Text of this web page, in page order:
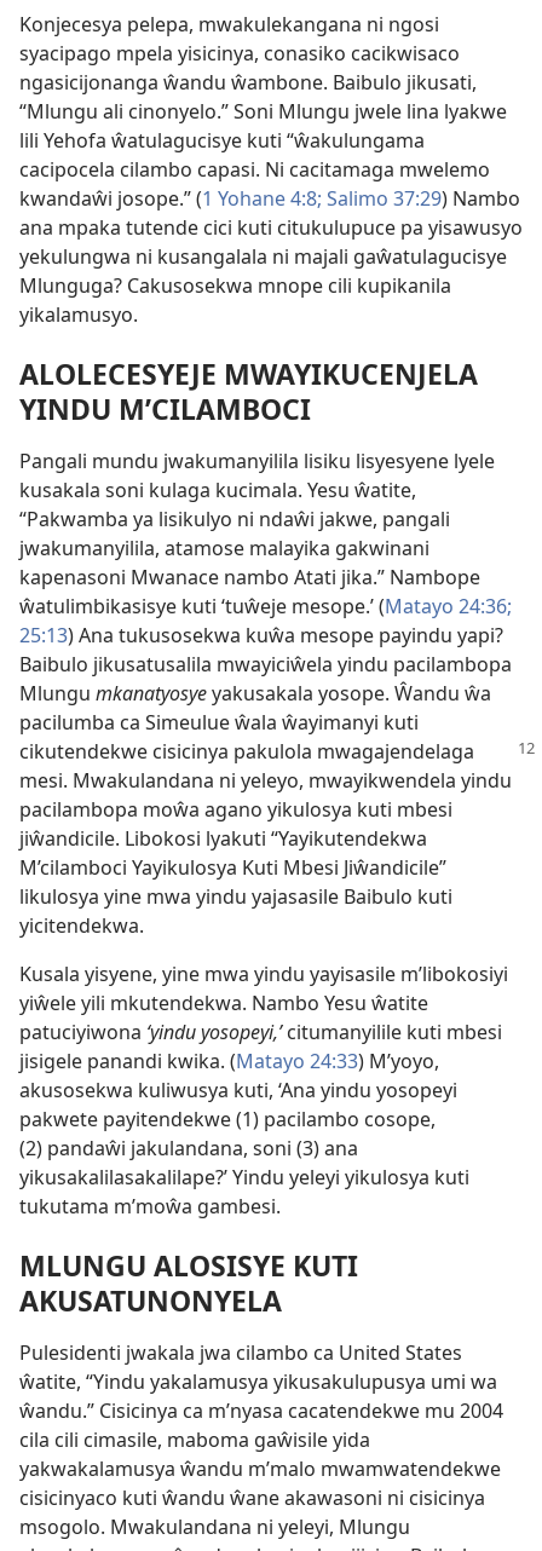
Konjecesya pelepa, mwakulekangana ni ngosi
syacipago mpela yisicinya, conasiko cacikwisaco
ngasicijonanga ŵandu ŵambone. Baibulo jikusati,
“Mlungu ali cinonyelo.” Soni Mlungu jwele lina lyakwe
lili Yehofa ŵatulagucisye kuti “ŵakulungama
cacipocela cilambo capasi. Ni cacitamaga mwelemo
kwandaŵi josope.” (1 Yohane 4:8; Salimo 37:29) Nambo
ana mpaka tutende cici kuti citukulupuce pa yisawusyo
yekulungwa ni kusangalala ni majali gaŵatulagucisye
Mlunguga? Cakusosekwa mnope cili kupikanila
yikalamusyo.
ALOLECESYEJE MWAYIKUCENJELA
YINDU M’CILAMBOCI
Pangali mundu jwakumanyilila lisiku lisyesyene lyele
kusakala soni kulaga kucimala. Yesu ŵatite,
“Pakwamba ya lisikulyo ni ndaŵi jakwe, pangali
jwakumanyilila, atamose malayika gakwinani
kapenasoni Mwanace nambo Atati jika.” Nambope
ŵatulimbikasisye kuti ‘tuŵeje mesope.’ (Matayo 24:36;
25:13) Ana tukusosekwa kuŵa mesope payindu yapi?
Baibulo jikusatusalila mwayiciŵela yindu pacilambopa
Mlungu mkanatyosyeyakusakala yosope. Ŵandu ŵa
pacilumba ca Simeulue ŵala ŵayimanyi kuti
cikutendekwe cisicinya pakulola mwagajendelaga
mesi. Mwakulandana ni yeleyo, mwayikwendela yindu
pacilambopa moŵa agano yikulosya kuti mbesi
jiŵandicile. Libokosi lyakuti “Yayikutendekwa
M’cilamboci Yayikulosya Kuti Mbesi Jiŵandicile”
likulosya yine mwa yindu yajasasile Baibulo kuti
yicitendekwa.
Kusala yisyene, yine mwa yindu yayisasile m’libokosiyi
yiŵele yili mkutendekwa. Nambo Yesu ŵatite
patuciyiwona ‘yindu yosopeyi,’citumanyilile kuti mbesi
jisigele panandi kwika. (Matayo 24:33) M’yoyo,
akusosekwa kuliwusya kuti, ‘Ana yindu yosopeyi
pakwete payitendekwe (1) pacilambo cosope,
(2) pandaŵi jakulandana, soni (3) ana
yikusakalilasakalilape?’ Yindu yeleyi yikulosya kuti
tukutama m’moŵa gambesi.
MLUNGU ALOSISYE KUTI
AKUSATUNONYELA
Pulesidenti jwakala jwa cilambo ca United States
ŵatite, “Yindu yakalamusya yikusakulupusya umi wa
ŵandu.” Cisicinya ca m’nyasa cacatendekwe mu 2004
cila cili cimasile, maboma gaŵisile yida
yakwakalamusya ŵandu m’malo mwamwatendekwe
cisicinyaco kuti ŵandu ŵane akawasoni ni cisicinya
msogolo. Mwakulandana ni yeleyi, Mlungu